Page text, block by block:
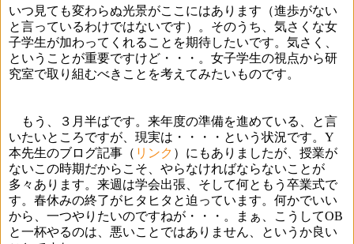
いつ見ても変わらぬ光景がここにはあります（進歩がない
と言っているわけではないです）。そのうち、気さくな女
子学生が加わってくれることを期待したいです。気さく、
ということが重要ですけど・・・。女子学生の視点から研
究室で取り組むべきことを考えてみたいものです。
もう、３月半ばです。来年度の準備を進めている、と言
いたいところですが、現実は・・・・という状況です。 Y
本先生のブログ記事（ リンク ）にもありましたが、授業が
ないこの時期だからこそ、やらなければならないことが
多々あります。来週は学会出張、そして何ともう卒業式で
す。春休みの終了がヒタヒタと迫っています。何かでいい
から、一つやりたいのですねが・・・。まぁ、こうしてOB
と一杯やるのは、悪いことではありません、というか良い